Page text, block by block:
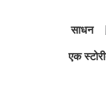
साधन
एक